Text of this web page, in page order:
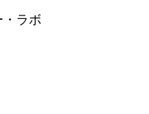
・ラボ